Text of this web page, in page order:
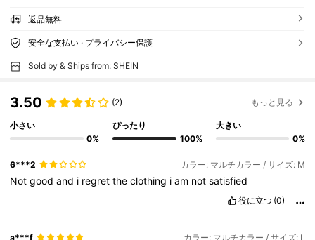
返品無料
安全な支払い · プライバシー保護
Sold by & Ships from: SHEIN
3.50 (2) もっと見る
小さい
0%
ぴったり
100%
大きい
0%
6***2 カラー: マルチカラー / サイズ: M
Notgoodand i regrettheclothing iam notsatisfied
役に立つ (0)
a***f カラー: マルチカラー / サイズ: L